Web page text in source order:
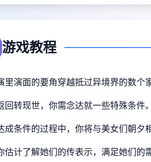
游戏教程
里演面的要角穿越抵过异境界的数个
回转现世，你需念达就一些特殊条件。
成条件的过程中， 你将与美女们朝夕
估计了解她们的传表示，满足她们的